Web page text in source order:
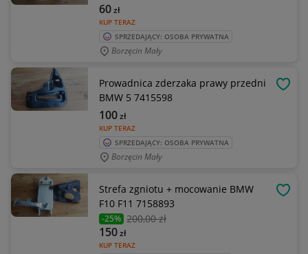
KUP TERAZ
60zł
SPRZEDAJĄCY: OSOBA PRYWATNA
Borzęcin Mały
Prowadnica zderzaka prawy przedni
BMW 5 7415598
KUP TERAZ
100zł
SPRZEDAJĄCY: OSOBA PRYWATNA
Borzęcin Mały
Strefa zgniotu + mocowanie BMW
F10 F11 7158893
-25% 200,00 zł
KUP TERAZ
150zł